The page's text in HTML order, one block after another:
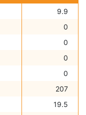
9.9
0
0
0
0
207
19.5